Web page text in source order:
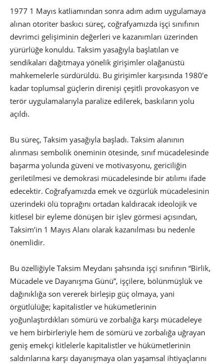
1977 1 Mayıs katliamından sonra adım adım uygulamaya
alınan otoriter baskıcı süreç, coğrafyamızda işçi sınıfının
devrimci gelişiminin değerleri ve kazanımları üzerinden
yürürlüğe konuldu. Taksim yasağıyla başlatılan ve
sendikaları dağıtmaya yönelik girişimler olağanüstü
mahkemelerle sürdürüldü. Bu girişimler karşısında 1980’e
kadar toplumsal güçlerin direnişi çeşitli provokasyon ve
terör uygulamalarıyla paralize edilerek, baskıların yolu
açıldı.
Bu süreç, Taksim yasağıyla başladı. Taksim alanının
alınması sembolik öneminin ötesinde, sınıf mücadelesinde
başarma yolunda güveni ve motivasyonu, gericiliğin
geriletilmesi ve demokrasi mücadelesinde bir atılımı ifade
edecektir. Coğrafyamızda emek ve özgürlük mücadelesinin
üzerindeki ölü toprağını ortadan kaldıracak ideolojik ve
kitlesel bir eyleme dönüşen bir işlev görmesi açısından,
Taksim’in 1 Mayıs Alanı olarak kazanılması bu nedenle
önemlidir.
Bu özelliğiyle Taksim Meydanı şahsında işçi sınıfının “Birlik,
Mücadele ve Dayanışma Günü”, işçilere, bölünmüşlük ve
dağınıklığa son vererek birleşip güç olmaya, yani
örgütlülüğe; kapitalistler ve hükümetlerinin
yoğunlaştırdıkları sömürü ve zorbalığa karşı mücadeleye
ve hem birbirleriyle hem de sömürü ve zorbalığa uğrayan
geniş emekçi kitlelerle kapitalistler ve hükümetlerinin
saldırılarına karşı dayanışmaya olan yaşamsal ihtiyaçlarını